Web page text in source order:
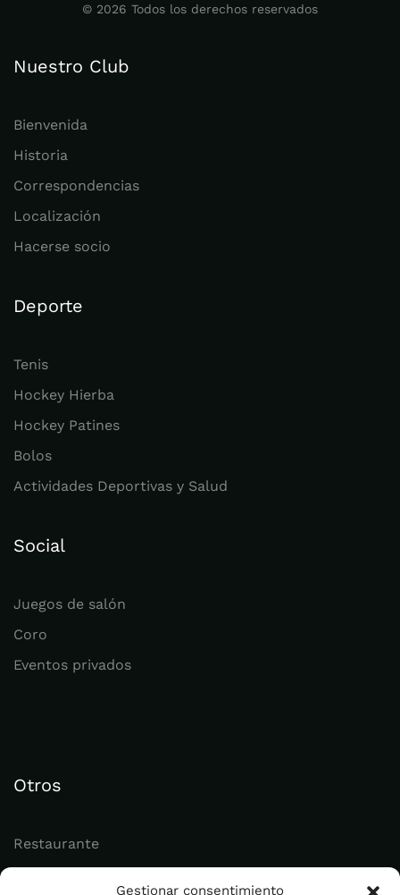
Gestionar consentimiento
© 2026 Todos los derechos reservados
Nuestro Club
Bienvenida
Historia
Correspondencias
Localización
Hacerse socio
Deporte
Tenis
Hockey Hierba
Hockey Patines
Bolos
Actividades Deportivas y Salud
Social
Juegos de salón
Coro
Eventos privados
Otros
Restaurante